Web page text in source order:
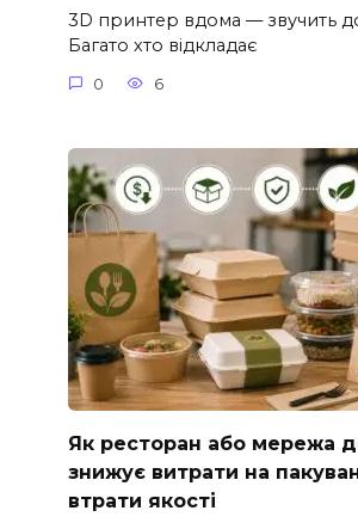
3D принтер вдома — звучить
Багато хто відкладає
0 6
Як ресторан або мережа
знижує витрати на
втрати якості